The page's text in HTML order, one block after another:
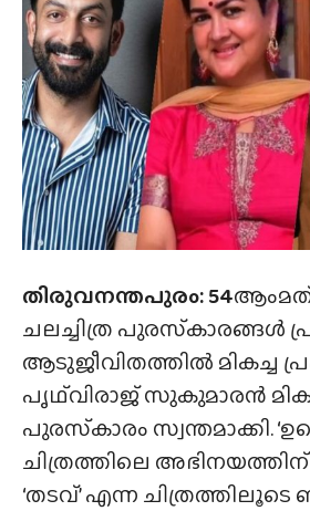
തിരുവനന്തപുരം: 54
ചലച്ചിത്ര പുരസ്‌കാരങ്ങൾ
ആടുജീവിതത്തിൽ മികച്ച
പൃഥ്‌വിരാജ് സുകുമാരൻ
പുരസ്‌കാരം സ്വന്തമാക്കി.
ചിത്രത്തിലെ
‘തടവ്’ എന്ന